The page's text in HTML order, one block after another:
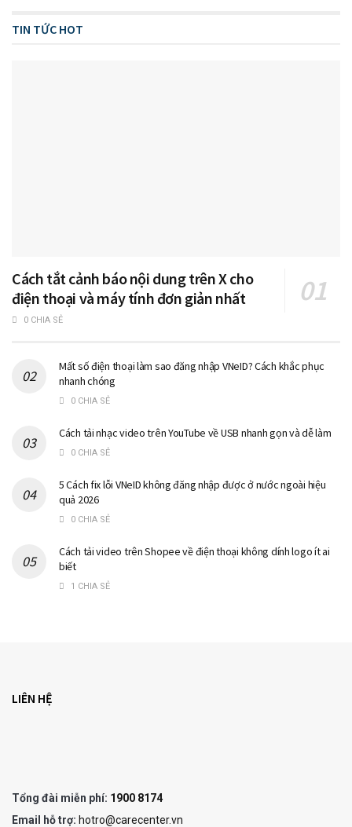
TIN TỨC HOT
Cách tắt cảnh báo nội dung trên X cho
điện thoại và máy tính đơn giản nhất
0 CHIA SẺ
Mất số điện thoại làm sao đăng nhập VNeID? Cách khắc phục
nhanh chóng
0 CHIA SẺ
Cách tải nhạc video trên YouTube về USB nhanh gọn và dễ làm
0 CHIA SẺ
5 Cách fix lỗi VNeID không đăng nhập được ở nước ngoài hiệu
quả 2026
0 CHIA SẺ
Cách tải video trên Shopee về điện thoại không dính logo ít ai
biết
1 CHIA SẺ
LIÊN HỆ
Tổng đài miễn phí: 1900 8174
Email hỗ trợ: hotro@carecenter.vn